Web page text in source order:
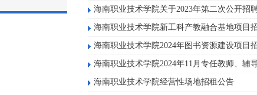
海南职业技术学院关于2023年第二次公开招
海南职业技术学院新工科产教融合基地项目
海南职业技术学院2024年图书资源建设项目
海南职业技术学院2024年11月专任教师、辅
海南职业技术学院经营性场地招租公告